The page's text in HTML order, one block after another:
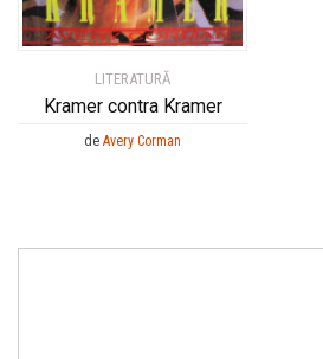
LITERATURĂ
Kramer contra Kramer
de Avery Corman